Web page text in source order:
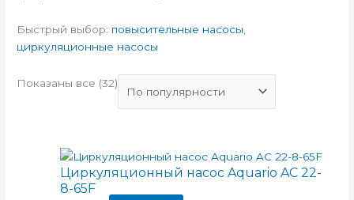
Быстрый выбор: повысительные насосы
циркуляционные насосы
Показаны все (32)
Циркуляционный насос Aquario AC 22-
8-65F